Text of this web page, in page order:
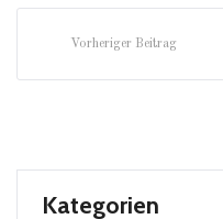
Vorheriger Beitrag
Kategorien